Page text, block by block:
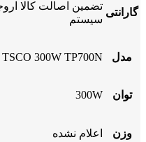
گارانتی
تضمین اصالت کالا
سیستم
مدل TSCO 300W TP700N
توان 300W
وزن اعلام نشده